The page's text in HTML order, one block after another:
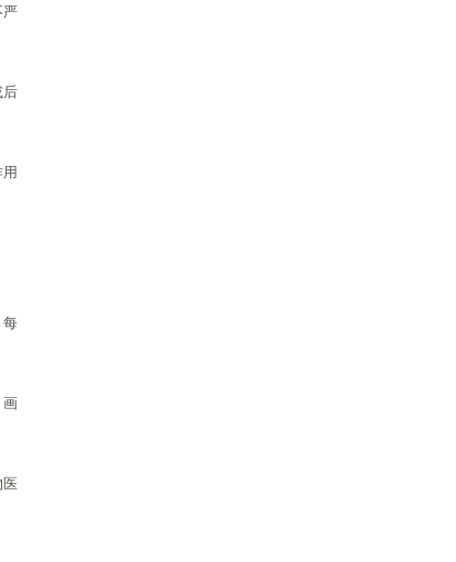
严
后
每
画